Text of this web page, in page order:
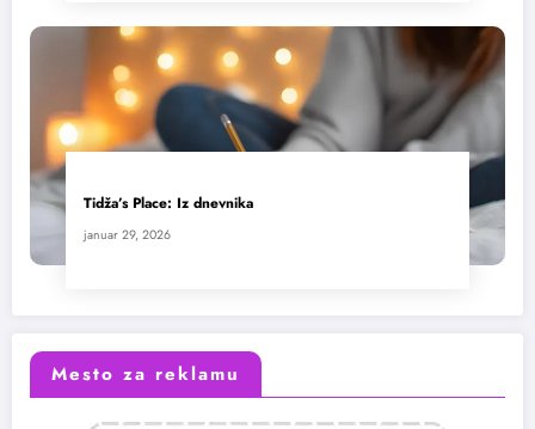
Tidža’s Place: Iz dnevnika
januar 29, 2026
Mesto za reklamu